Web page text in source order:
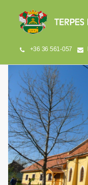
+36 36 561-057